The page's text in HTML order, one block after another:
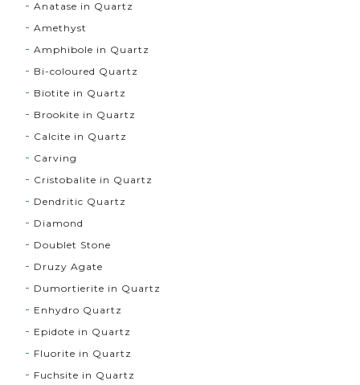
Anatase in Quartz
Amethyst
Amphibole in Quartz
Bi-coloured Quartz
Biotite in Quartz
Brookite in Quartz
Calcite in Quartz
Carving
Cristobalite in Quartz
Dendritic Quartz
Diamond
Doublet Stone
Druzy Agate
Dumortierite in Quartz
Enhydro Quartz
Epidote in Quartz
Fluorite in Quartz
Fuchsite in Quartz